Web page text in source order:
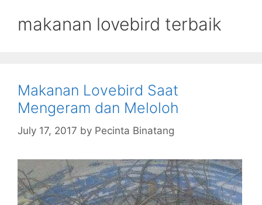
makanan lovebird terbaik
Makanan Lovebird Saat
Mengeram dan Meloloh
July 17, 2017 by Pecinta Binatang